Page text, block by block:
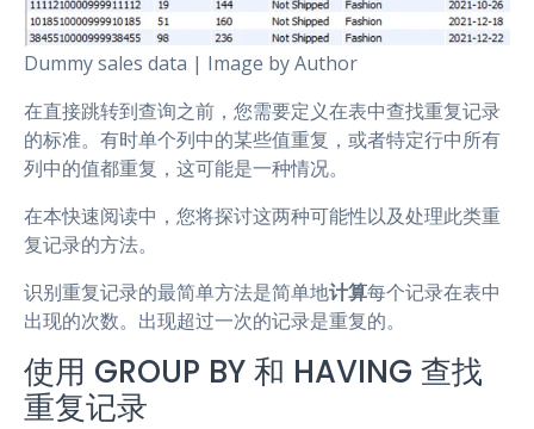
Dummy sales data | Image by Author
在直接跳转到查询之前，您需要定义在表中查找重复记录
的标准。有时单个列中的某些值重复，或者特定行中所有
列中的值都重复，这可能是一种情况。
在本快速阅读中，您将探讨这两种可能性以及处理此类重
复记录的方法。
识别重复记录的最简单方法是简单地计算每个记录在表中
出现的次数。出现超过一次的记录是重复的。
使用 GROUP BY 和 HAVING 查找
重复记录